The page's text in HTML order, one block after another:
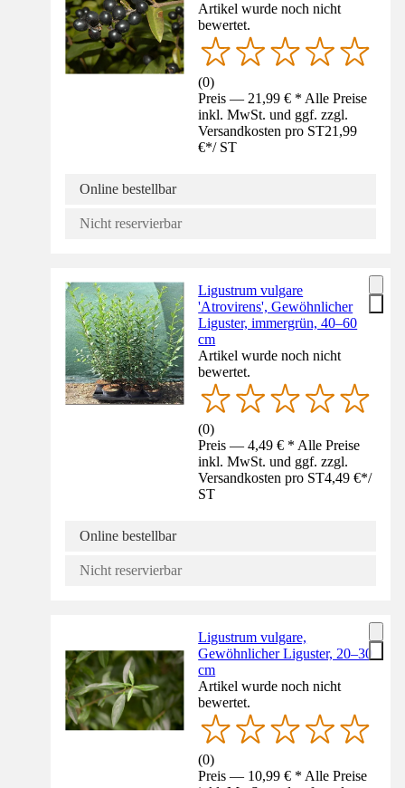
Artikel wurde noch nicht
bewertet.
(0)
Preis — 21,99 € * Alle Preise
inkl. MwSt. und ggf. zzgl.
Versandkosten pro ST21,99
€*/ ST
Online bestellbar
Nicht reservierbar
Ligustrum vulgare
'Atrovirens', Gewöhnlicher
Liguster, immergrün, 40–60
cm
Artikel wurde noch nicht
bewertet.
(0)
Preis — 4,49 € * Alle Preise
inkl. MwSt. und ggf. zzgl.
Versandkosten pro ST4,49 €*/
ST
Online bestellbar
Nicht reservierbar
Ligustrum vulgare,
Gewöhnlicher Liguster, 20–30
cm
Artikel wurde noch nicht
bewertet.
(0)
Preis — 10,99 € * Alle Preise